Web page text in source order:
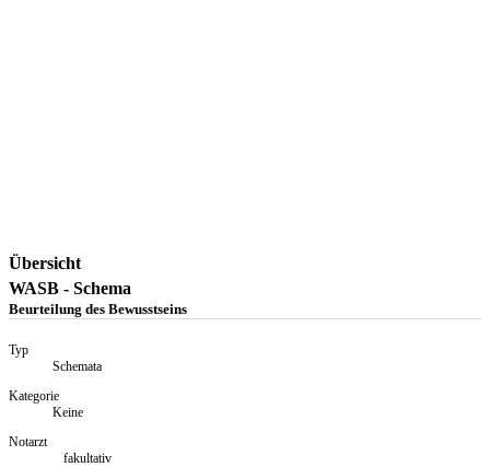
Übersicht
WASB - Schema
Beurteilung des Bewusstseins
Typ
Schemata
Kategorie
Keine
Notarzt
fakultativ